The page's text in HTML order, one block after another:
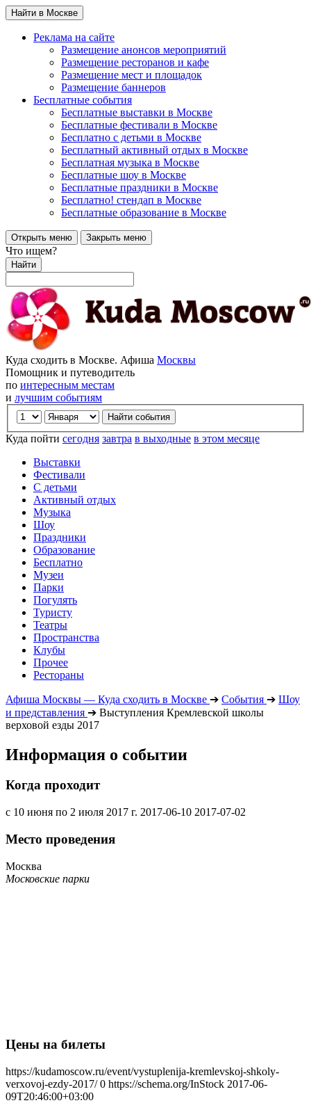
Найти в Москве
Реклама на сайте
Размещение анонсов мероприятий
Размещение ресторанов и кафе
Размещение мест и площадок
Размещение баннеров
Бесплатные события
Бесплатные выставки в Москве
Бесплатные фестивали в Москве
Бесплатно с детьми в Москве
Бесплатный активный отдых в Москве
Бесплатная музыка в Москве
Бесплатные шоу в Москве
Бесплатные праздники в Москве
Бесплатно! стендап в Москве
Бесплатные образование в Москве
Открыть меню Закрыть меню
Что ищем?
Найти
Куда сходить в Москве. Афиша Москвы
Помощник и путеводитель
по интересным местам
и лучшим событиям
Куда пойти сегодня завтра в выходные в этом месяце
Выставки
Фестивали
С детьми
Активный отдых
Музыка
Шоу
Праздники
Образование
Бесплатно
Музеи
Парки
Погулять
Туристу
Театры
Пространства
Клубы
Прочее
Рестораны
Афиша Москвы — Куда сходить в Москве ➔ События ➔ Шоу
и представления ➔ Выступления Кремлевской школы
верховой езды 2017
Информация о событии
Когда проходит
с 10 июня по 2 июля 2017 г. 2017-06-10 2017-07-02
Место проведения
Москва
Московские парки
Цены на билеты
https://kudamoscow.ru/event/vystuplenija-kremlevskoj-shkoly-
verxovoj-ezdy-2017/ 0 https://schema.org/InStock 2017-06-
09T20:46:00+03:00